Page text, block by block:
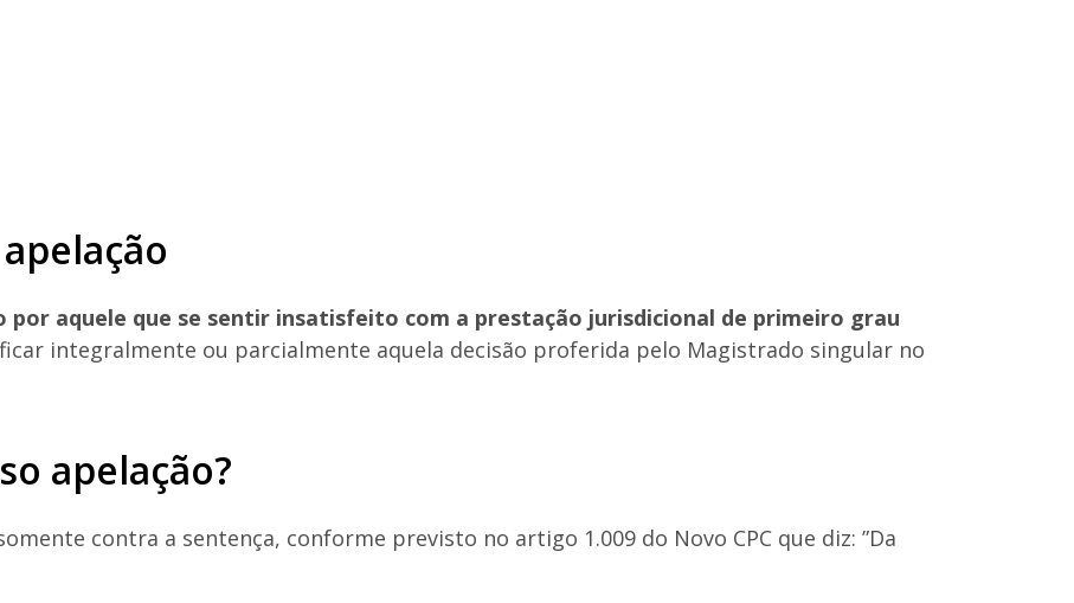
por aquele que se sentir insatisfeito com a prestação jurisdicional de primeiro grau
integralmente ou parcialmente aquela decisão proferida pelo Magistrado singular no
apelação?
contra a sentença, conforme previsto no artigo 1.009 do Novo CPC que diz: ”Da